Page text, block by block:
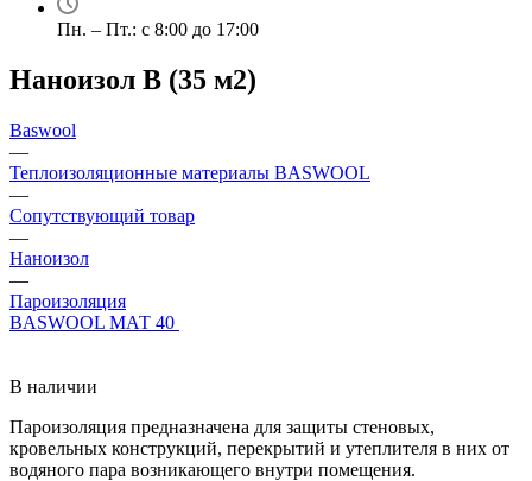
Пн. – Пт.: с 8:00 до 17:00
Наноизол B (35 м2)
Baswool
—
Теплоизоляционные материалы BASWOOL
—
Сопутствующий товар
—
Наноизол
—
Пароизоляция
BASWOOL МАТ 40
В наличии
Пароизоляция предназначена для защиты стеновых,
кровельных конструкций, перекрытий и утеплителя в них от
водяного пара возникающего внутри помещения.